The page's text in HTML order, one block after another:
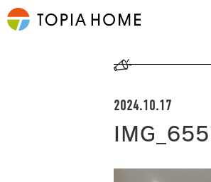
2024.10.17